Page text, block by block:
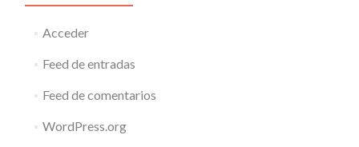
Acceder
Feed de entradas
Feed de comentarios
WordPress.org